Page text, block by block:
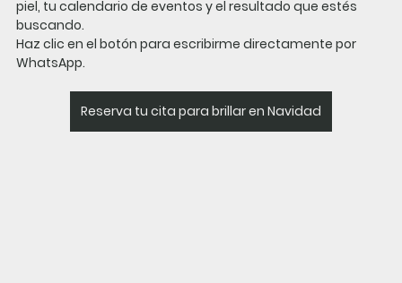
piel, tu calendario de eventos y el resultado que estés
buscando.
Haz clic en el botón para escribirme directamente por
WhatsApp.
Reserva tu cita para brillar en Navidad